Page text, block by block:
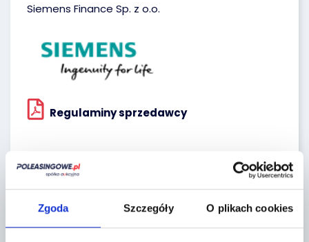
Zgoda Szczegóły O plikach cookies
Siemens Finance Sp. z o.o.
Regulaminy sprzedawcy
Lokalizacja:
05-600 SŁOMCZYN,